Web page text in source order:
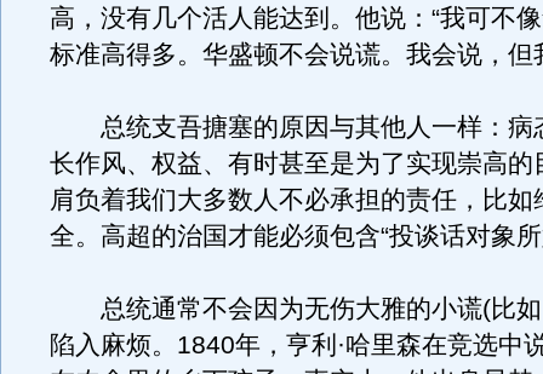
高，没有几个活人能达到。他说：“我可不
标准高得多。华盛顿不会说谎。我会说，但
总统支吾搪塞的原因与其他人一样：病
长作风、权益、有时甚至是为了实现崇高的
肩负着我们大多数人不必承担的责任，比如
全。高超的治国才能必须包含“投谈话对象
总统通常不会因为无伤大雅的小谎(比如
陷入麻烦。1840年，亨利·哈里森在竞选中